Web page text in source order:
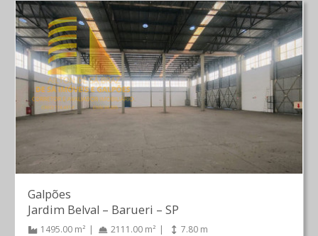
Galpões
Jardim Belval – Barueri – SP
1495.00 m² 2111.00 m² 7.80 m